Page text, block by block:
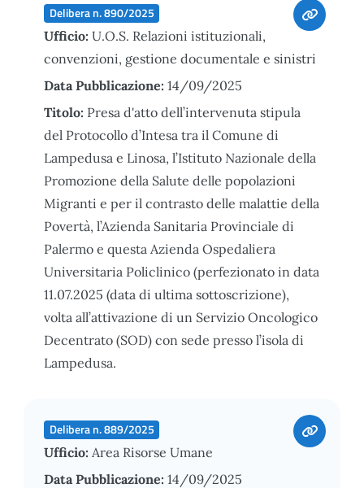
Delibera n. 890/2025
Ufficio: U.O.S. Relazioni istituzionali,
convenzioni, gestione documentale e sinistri
Data Pubblicazione: 14/09/2025
Titolo: Presa d'atto dell’intervenuta stipula
del Protocollo d’Intesa tra il Comune di
Lampedusa e Linosa, l’Istituto Nazionale della
Promozione della Salute delle popolazioni
Migranti e per il contrasto delle malattie della
Povertà, l’Azienda Sanitaria Provinciale di
Palermo e questa Azienda Ospedaliera
Universitaria Policlinico (perfezionato in data
11.07.2025 (data di ultima sottoscrizione),
volta all’attivazione di un Servizio Oncologico
Decentrato (SOD) con sede presso l’isola di
Lampedusa.
Delibera n. 889/2025
Ufficio: Area Risorse Umane
Data Pubblicazione: 14/09/2025